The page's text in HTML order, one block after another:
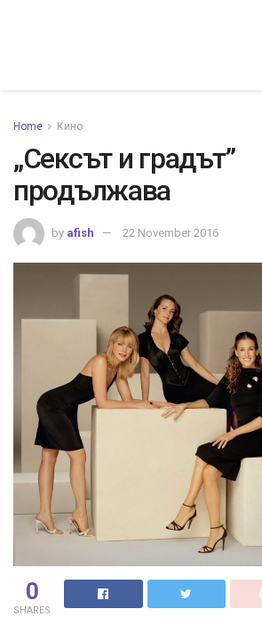
Home Кино
„Сексът и градът”
продължава
by afish 22 November 2016
0
SHARES